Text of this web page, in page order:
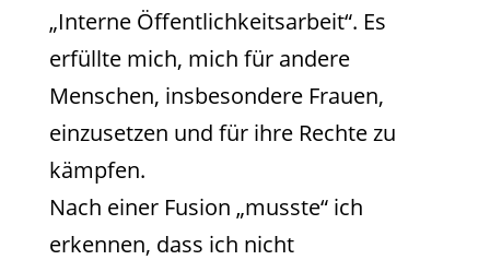
„Interne Öffentlichkeitsarbeit“. Es
erfüllte mich, mich für andere
Menschen, insbesondere Frauen,
einzusetzen und für ihre Rechte zu
kämpfen.
Nach einer Fusion „musste“ ich
erkennen, dass ich nicht